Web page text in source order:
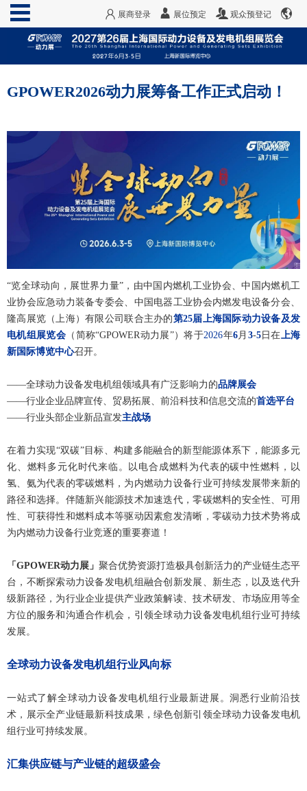
展商登录 展位预定 观众预登记
GPOWER2026动力展筹备工作正式启动！
“览全球动向，展世界力量”，由中国内燃机工业协会、中国内燃机工
业协会应急动力装备专委会、中国电器工业协会内燃发电设备分会、
隆高展览（上海）有限公司联合主办的第25届上海国际动力设备及发
电机组展览会 （简称“GPOWER动力展”）将于2026年6月 3-5日在 上海
新国际博览中心召开。
——全球动力设备发电机组领域具有广泛影响力的品牌展会
——行业企业品牌宣传、贸易拓展、前沿科技和信息交流的首选平台
——行业头部企业新品宣发主战场
在着力实现“双碳”目标、构建多能融合的新型能源体系下，能源多元
化、燃料多元化时代来临。以电合成燃料为代表的碳中性燃料，以
氢、氨为代表的零碳燃料，为内燃动力设备行业可持续发展带来新的
路径和选择。伴随新兴能源技术加速迭代，零碳燃料的安全性、可用
性、可获得性和燃料成本等驱动因素愈发清晰，零碳动力技术势将成
为内燃动力设备行业竞逐的重要赛道！
「GPOWER动力展」 聚合优势资源打造极具创新活力的产业链生态平
台，不断探索动力设备发电机组融合创新发展、新生态，以及迭代升
级新路径，为行业企业提供产业政策解读、技术研发、市场应用等全
方位的服务和沟通合作机会，引领全球动力设备发电机组行业可持续
发展。
全球动力设备发电机组行业风向标
一站式了解全球动力设备发电机组行业最新进展。洞悉行业前沿技
术，展示全产业链最新科技成果，绿色创新引领全球动力设备发电机
组行业可持续发展。
汇集供应链与产业链的超级盛会